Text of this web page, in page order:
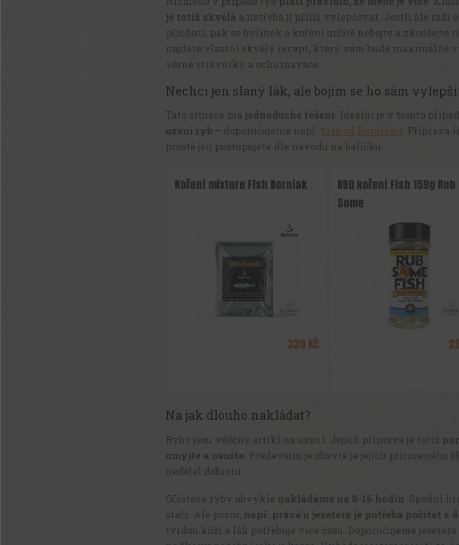
je totiž skvělá a netřeba jí příliš vylepšovat. Jestli ale rádi
příchutí, pak se bylinek a koření určitě nebojte a zkoušejte
najdete vlastní skvělý recept, který vám bude maximálně
věrné strávníky a ochutnavače.
Nechci jen slaný lák, ale bojím se ho sám
Tato situace má jednoduché řešení. Ideální je v tomto
uzení ryb – doporučujeme např. tuto od Borniaku. Příprava
prostě jen postupujete dle návodu na balíčku.
Na jak dlouho nakládat?
Ryby jsou vděčný artikl na uzení. Jejich příprava je totiž
omyjte a osušte . Především je zbavte je jejich přirozeného
nedělal dobrotu.
Očištěné ryby obvykle nakládáme na 8-16 hodin . Spodní
stačí. Ale pozor, např. právě u jesetera je potřeba počítat s
tvrdou kůži a lák potřebuje více času. Doporučujeme jesetera